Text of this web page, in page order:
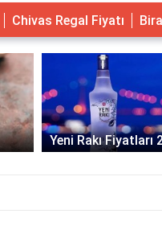
Chivas Regal Fiyatı
Votka Fiyatları